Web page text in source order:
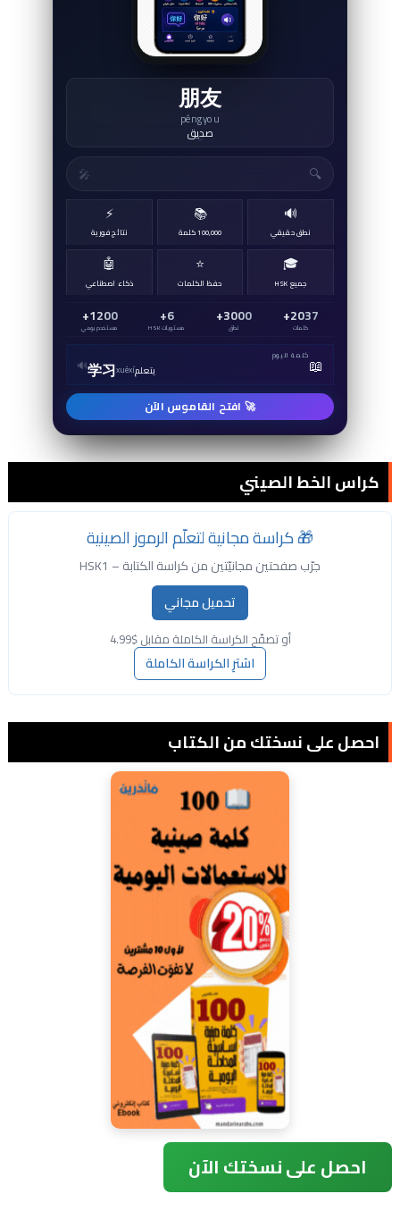
朋友
péngyou
صديق
↻
🔍
🎤
🔊
نطق حقيقي
📚
100,000 كلمة
⚡
نتائج فورية
🎓
جميع HSK
⭐
حفظ الكلمات
🤖
ذكاء اصطناعي
2037+
كلمات
3000+
نطق
6+
مستويات HSK
1200+
مستخدم يومي
📖كلمة اليوم
学习xuéxíيتعلم 🔊
🚀 افتح القاموس الآن
كراس الخط الصيني
🎁 كراسة مجانية لتعلّم الرموز الصينية
جرّب صفحتين مجانيّتين من كراسة الكتابة – HSK1
تحميل مجاني
أو تصفّح الكراسة الكاملة مقابل $4.99
اشترِ الكراسة الكاملة
احصل على نسختك من الكتاب
احصل على نسختك الآن